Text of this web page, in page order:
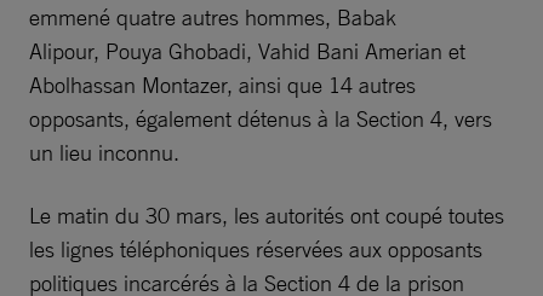
emmené quatre autres hommes, Babak
Alipour, Pouya Ghobadi, Vahid Bani Amerian et
Abolhassan Montazer, ainsi que 14 autres
opposants, également détenus à la Section 4, vers
un lieu inconnu.
Le matin du 30 mars, les autorités ont coupé toutes
les lignes téléphoniques réservées aux opposants
politiques incarcérés à la Section 4 de la prison